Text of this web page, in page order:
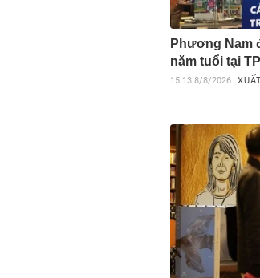
Phương Nam
năm tuổi tại
15:13 8/8/2026